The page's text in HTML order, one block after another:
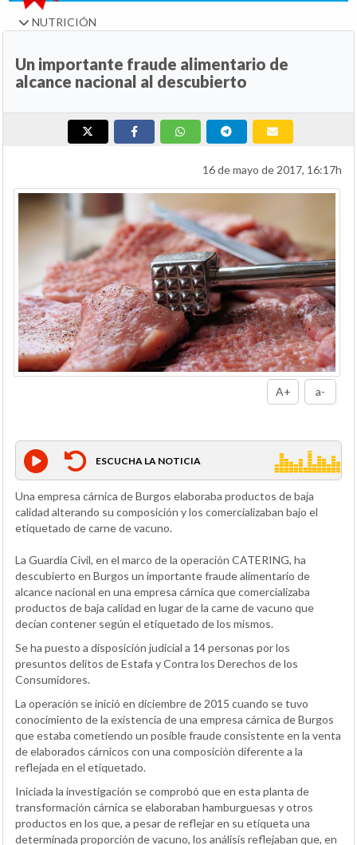
NUTRICIÓN
Un importante fraude alimentario de
alcance nacional al descubierto
16 de mayo de 2017, 16:17h
A+ a-
ESCUCHA LA NOTICIA
Una empresa cárnica de Burgos elaboraba productos de baja
calidad alterando su composición y los comercializaban bajo el
etiquetado de carne de vacuno.
La Guardia Civil, en el marco de la operación CATERING, ha
descubierto en Burgos un importante fraude alimentario de
alcance nacional en una empresa cárnica que comercializaba
productos de baja calidad en lugar de la carne de vacuno que
decían contener según el etiquetado de los mismos.
Se ha puesto a disposición judicial a 14 personas por los
presuntos delitos de Estafa y Contra los Derechos de los
Consumidores.
La operación se inició en diciembre de 2015 cuando se tuvo
conocimiento de la existencia de una empresa cárnica de Burgos
que estaba cometiendo un posible fraude consistente en la venta
de elaborados cárnicos con una composición diferente a la
reflejada en el etiquetado.
Iniciada la investigación se comprobó que en esta planta de
transformación cárnica se elaboraban hamburguesas y otros
productos en los que, a pesar de reflejar en su etiqueta una
determinada proporción de vacuno, los análisis reflejaban que, en